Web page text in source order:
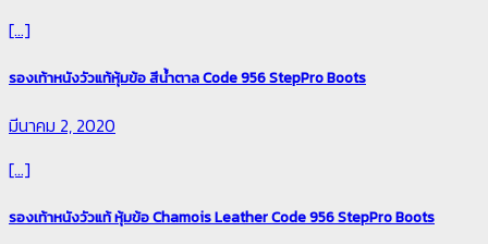
[...]
รองเท้าหนังวัวแท้หุ้มข้อ สีน้ำตาล Code 956 StepPro Boots
มีนาคม 2, 2020
[...]
รองเท้าหนังวัวแท้ หุ้มข้อ Chamois Leather Code 956 StepPro Boots